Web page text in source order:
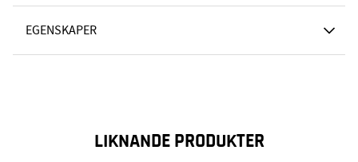
EGENSKAPER
LIKNANDE PRODUKTER